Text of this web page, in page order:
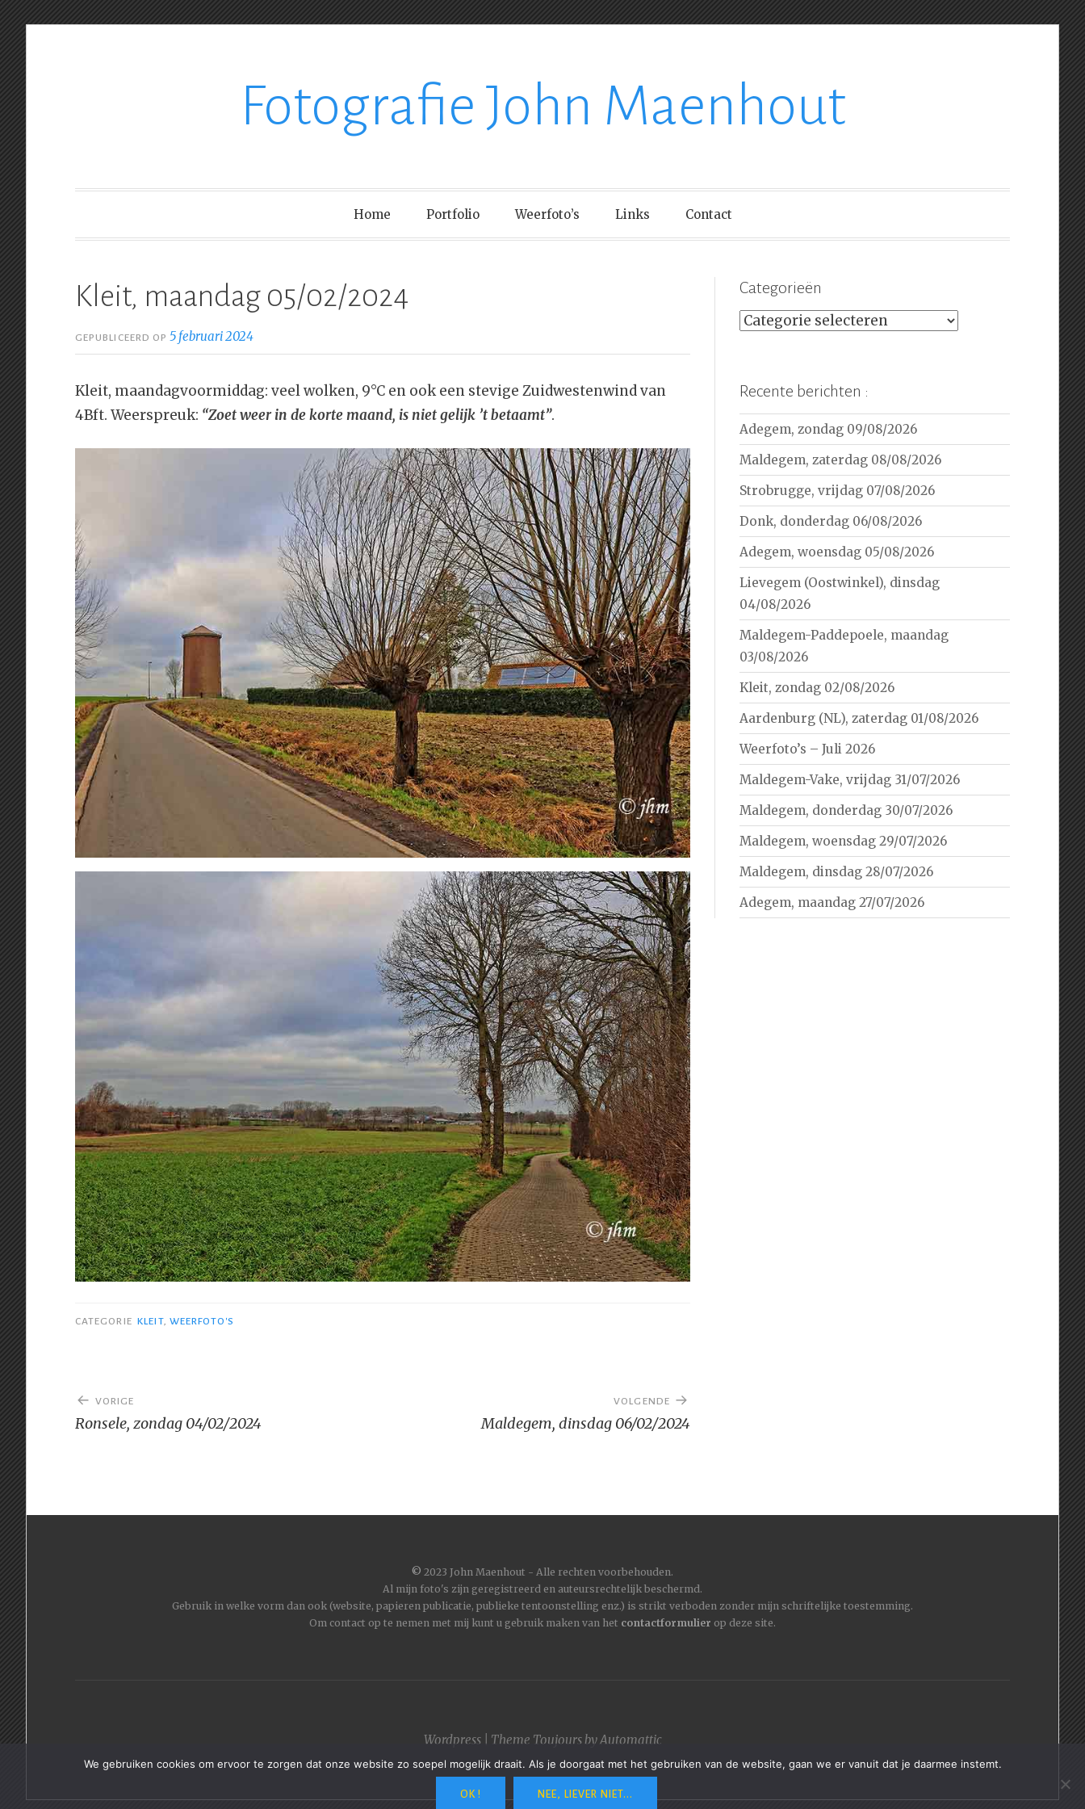
Fotografie John Maenhout
Home Portfolio Weerfoto’s Links Contact
Kleit, maandag 05/02/2024
GEPUBLICEERD OP5 februari 2024
Kleit, maandagvoormiddag: veel wolken, 9°C en ook een stevige Zuidwestenwind van
4Bft. Weerspreuk: “Zoet weer in de korte maand, is niet gelijk ’t betaamt”.
CATEGORIE KLEIT, WEERFOTO'S
Bericht
navigatie
VORIGE
Ronsele, zondag 04/02/2024
VOLGENDE
Maldegem, dinsdag 06/02/2024
Categorieën
Categorieën
Recente berichten :
Adegem, zondag 09/08/2026
Maldegem, zaterdag 08/08/2026
Strobrugge, vrijdag 07/08/2026
Donk, donderdag 06/08/2026
Adegem, woensdag 05/08/2026
Lievegem (Oostwinkel), dinsdag
04/08/2026
Maldegem-Paddepoele, maandag
03/08/2026
Kleit, zondag 02/08/2026
Aardenburg (NL), zaterdag 01/08/2026
Weerfoto’s – Juli 2026
Maldegem-Vake, vrijdag 31/07/2026
Maldegem, donderdag 30/07/2026
Maldegem, woensdag 29/07/2026
Maldegem, dinsdag 28/07/2026
Adegem, maandag 27/07/2026
© 2023 John Maenhout - Alle rechten voorbehouden.
Al mijn foto's zijn geregistreerd en auteursrechtelijk beschermd.
Gebruik in welke vorm dan ook (website, papieren publicatie, publieke tentoonstelling enz.) is strikt verboden zonder mijn schriftelijke toestemming.
Om contact op te nemen met mij kunt u gebruik maken van het contactformulier op deze site.
Wordpress| Theme ToujoursbyAutomattic
We gebruiken cookies om ervoor te zorgen dat onze website zo soepel mogelijk draait. Als je doorgaat met het gebruiken van de website, gaan we er vanuit dat je daarmee instemt.
OK ! NEE, LIEVER NIET...